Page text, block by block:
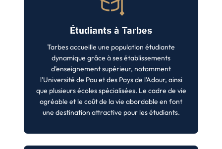
Étudiants à Tarbes
Tarbes accueille une population étudiante
dynamique grâce à ses établissements
d’enseignement supérieur, notamment
l’Université de Pau et des Pays de l’Adour, ainsi
que plusieurs écoles spécialisées. Le cadre de vie
agréable et le coût de la vie abordable en font
une destination attractive pour les étudiants.